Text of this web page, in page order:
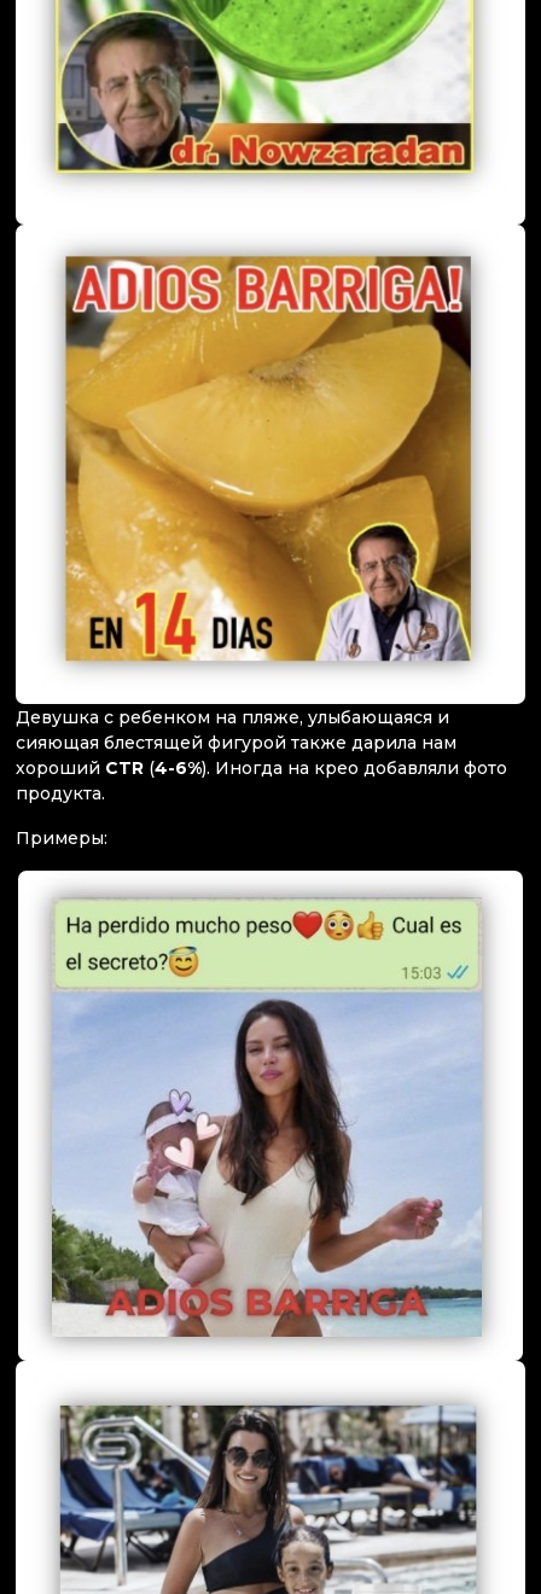
Девушка с ребенком на пляже, улыбающаяся и
сияющая блестящей фигурой также дарила нам
хороший CTR (4-6%). Иногда на крео добавляли фото
продукта.
Примеры: